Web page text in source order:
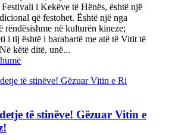
Festivali i Kekëve të Hënës, është një
që festohet. Është një nga
rëndësishme në kulturën kineze;
i tij është i barabartë me atë të Vitit të
këtë ditë, unë...
të stinëve! Gëzuar Vitin e